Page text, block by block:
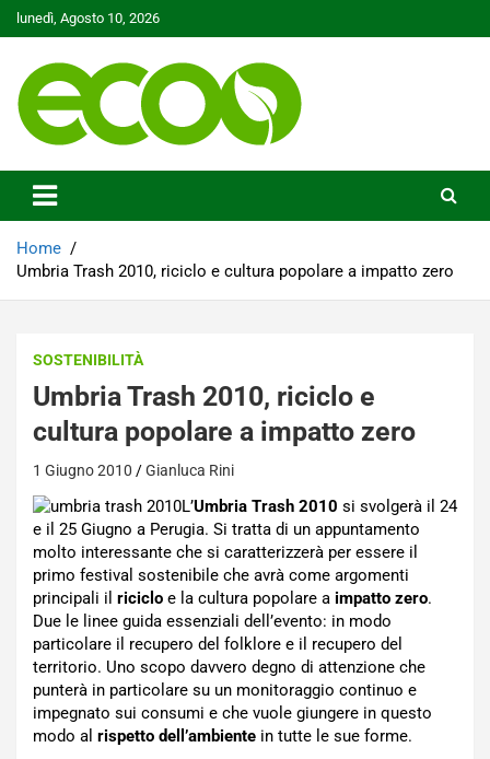
Skip
to
lunedì, Agosto 10, 2026
Ecoo.it
Home
Umbria Trash 2010, riciclo e cultura popolare a impatto zero
SOSTENIBILITÀ
Umbria Trash 2010, riciclo e
cultura popolare a impatto zero
1 Giugno 2010 Gianluca Rini
L’Umbria Trash 2010 si svolgerà il 24
e il 25 Giugno a Perugia. Si tratta di un appuntamento
molto interessante che si caratterizzerà per essere il
primo festival sostenibile che avrà come argomenti
principali il riciclo e la cultura popolare a impatto zero.
Due le linee guida essenziali dell’evento: in modo
particolare il recupero del folklore e il recupero del
territorio. Uno scopo davvero degno di attenzione che
punterà in particolare su un monitoraggio continuo e
impegnato sui consumi e che vuole giungere in questo
modo al rispetto dell’ambiente in tutte le sue forme.